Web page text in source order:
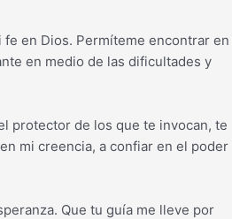
en Dios. Permíteme encontrar en
en medio de las dificultades y
protector de los que te invocan, te
mi creencia, a confiar en el poder
Que tu guía me lleve por